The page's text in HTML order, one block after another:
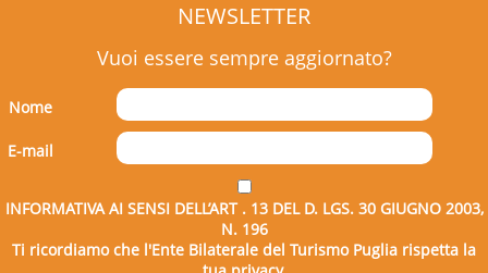
NEWSLETTER
Vuoi essere sempre aggiornato?
Nome
E-mail
INFORMATIVA AI SENSI DELL’ART . 13 DEL D. LGS. 30 GIUGNO 2003,
N. 196
Ti ricordiamo che l'Ente Bilaterale del Turismo Puglia rispetta la